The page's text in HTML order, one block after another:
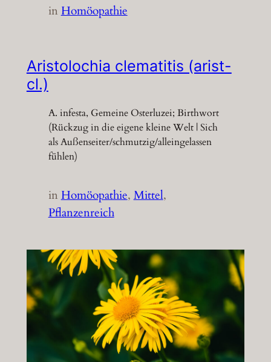
inHomöopathie
Aristolochia clematitis (arist-
cl.)
A. infesta, Gemeine Osterluzei; Birthwort
(Rückzug in die eigene kleine Welt | Sich
als Außenseiter/schmutzig/alleingelassen
fühlen)
inHomöopathie, Mittel
Pflanzenreich